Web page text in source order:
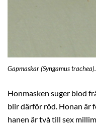
Gapmaskar (Syngamus
Honmasken suger blod
blir därför röd. Honan är
hanen är två till sex